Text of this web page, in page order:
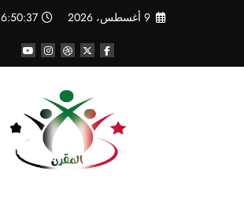
9 أغسطس، 2026 6:50:38 AM